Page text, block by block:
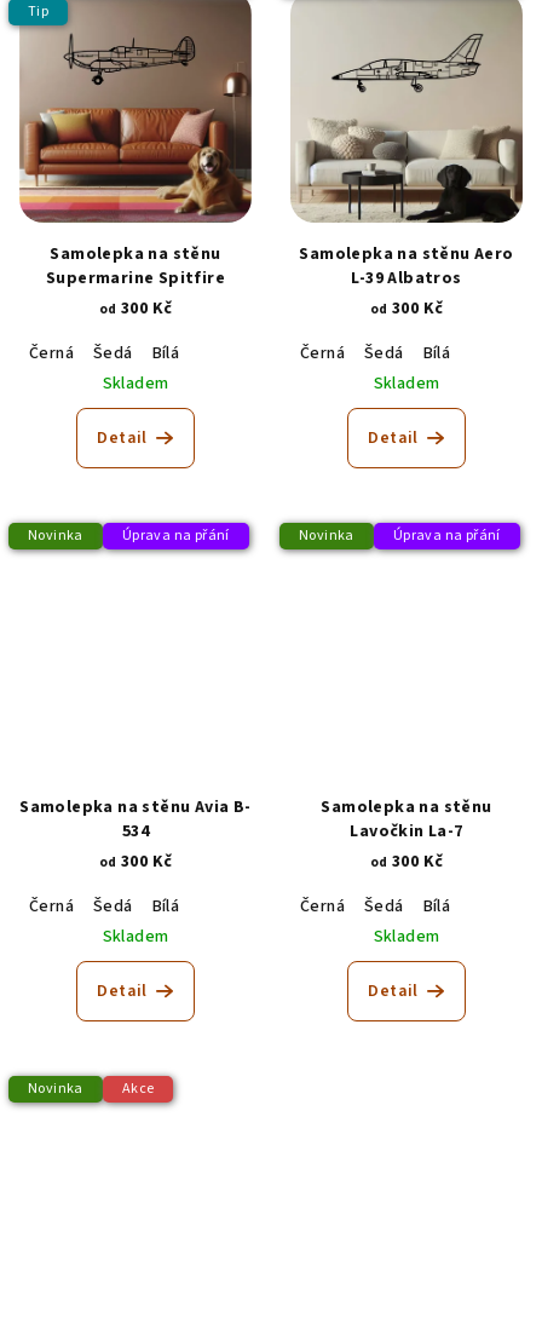
Tip
Samolepka na stěnu
Supermarine Spitfire
od 300 Kč
Černá
Šedá
Bílá
Skladem
Detail
Samolepka na stěnu Aero
L-39 Albatros
od 300 Kč
Černá
Šedá
Bílá
Skladem
Detail
Novinka Úprava na přání
Samolepka na stěnu Avia B-
534
od 300 Kč
Černá
Šedá
Bílá
Skladem
Detail
Novinka Úprava na přání
Samolepka na stěnu
Lavočkin La-7
od 300 Kč
Černá
Šedá
Bílá
Skladem
Detail
Novinka Akce